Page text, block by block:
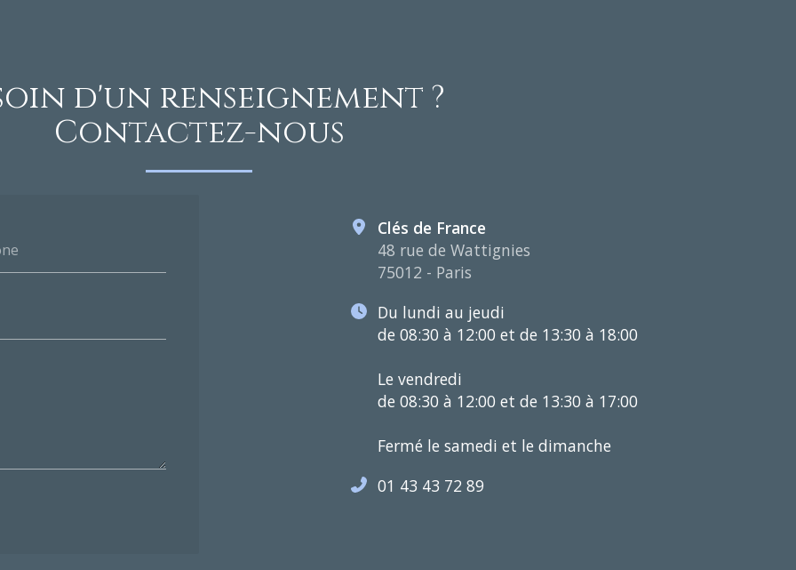
d'un renseignement ?
Contactez-nous
Clés de France
48 rue de Wattignies
75012 - Paris
Du lundi au jeudi
de 08:30 à 12:00 et de 13:30 à 18:00
Le vendredi
de 08:30 à 12:00 et de 13:30 à 17:00
Fermé le samedi et le dimanche
01 43 43 72 89